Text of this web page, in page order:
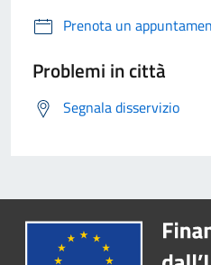
Prenota un
Problemi in città
Segnala disservizio